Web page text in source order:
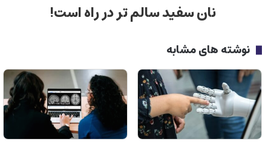
نان سفید سالم تر در راه است!
نوشته های مشابه